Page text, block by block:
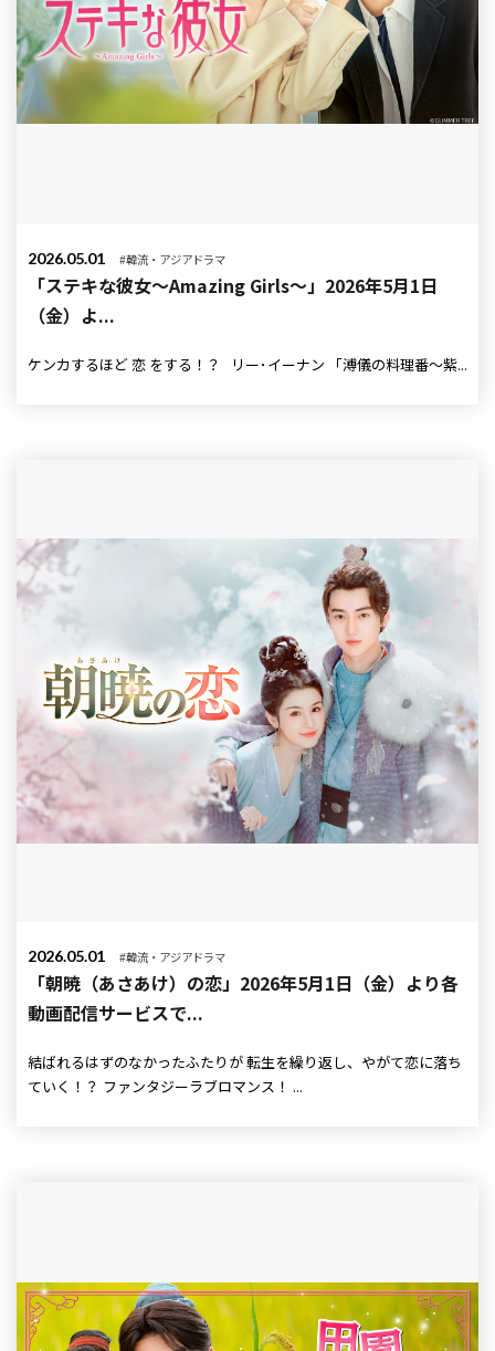
2026.05.01 #韓流・アジアドラマ
「ステキな彼女～Amazing Girls～」2026年5月1日
（金）よ...
ケンカするほど 恋 をする！？ リー･イーナン 「溥儀の料理番～紫...
2026.05.01 #韓流・アジアドラマ
「朝暁（あさあけ）の恋」2026年5月1日（金）より各
動画配信サービスで...
結ばれるはずのなかったふたりが 転生を繰り返し、やがて恋に落ち
ていく！？ ファンタジーラブロマンス！ ...